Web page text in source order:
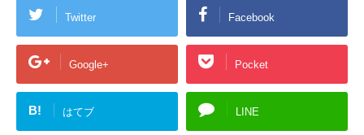
Twitter Facebook
Google+ Pocket
B! はてブ LINE